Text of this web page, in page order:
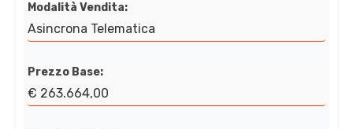
Modalità Vendita:
Asincrona Telematica
Prezzo Base:
€ 263.664,00